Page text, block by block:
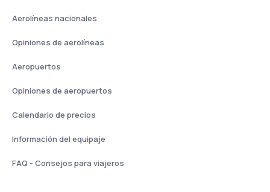
Aerolíneas nacionales
Opiniones de aerolíneas
Aeropuertos
Opiniones de aeropuertos
Calendario de precios
Información del equipaje
FAQ - Consejos para viajeros